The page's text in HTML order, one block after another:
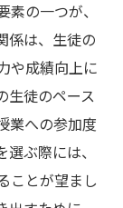
の一つが、
係は、生徒の
や成績向上に
生徒のペース
業への参加度
ぶ際には、
ことが望まし